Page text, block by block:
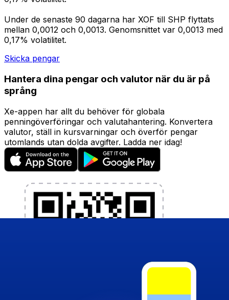
Under de senaste 90 dagarna har XOF till SHP flyttats
mellan 0,0012 och 0,0013. Genomsnittet var 0,0013 med
0,17% volatilitet.
Skicka pengar
Hantera dina pengar och valutor när du är på
språng
Xe-appen har allt du behöver för globala
penningöverföringar och valutahantering. Konvertera
valutor, ställ in kursvarningar och överför pengar
utomlands utan dolda avgifter. Ladda ner idag!